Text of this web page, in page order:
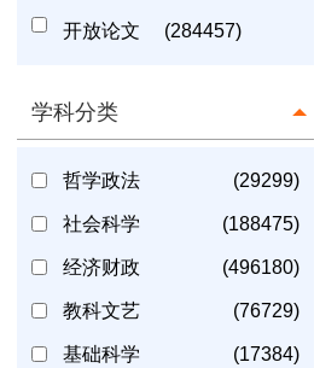
开放论文 (284457)
学科分类
哲学政法 (29299)
社会科学 (188475)
经济财政 (496180)
教科文艺 (76729)
基础科学 (17384)